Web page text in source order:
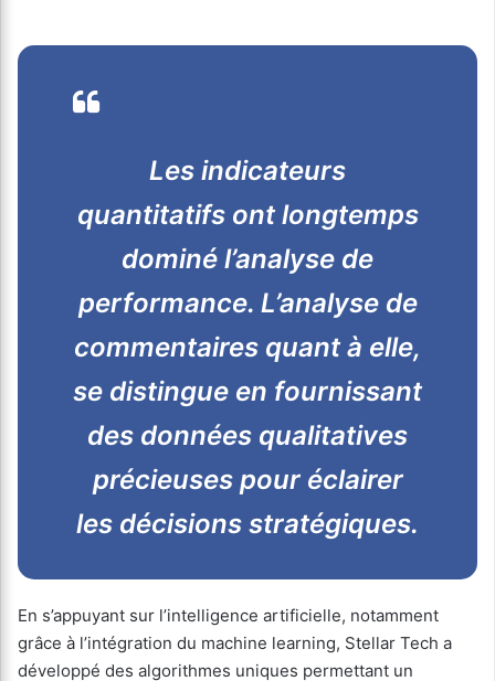
Les indicateurs
quantitatifs ont longtemps
dominé l’analyse de
performance. L’analyse de
commentaires quant à elle,
se distingue en fournissant
des données qualitatives
précieuses pour éclairer
les décisions stratégiques.
En s’appuyant sur l’intelligence artificielle, notamment
grâce à l’intégration du machine learning, Stellar Tech a
développé des algorithmes uniques permettant un